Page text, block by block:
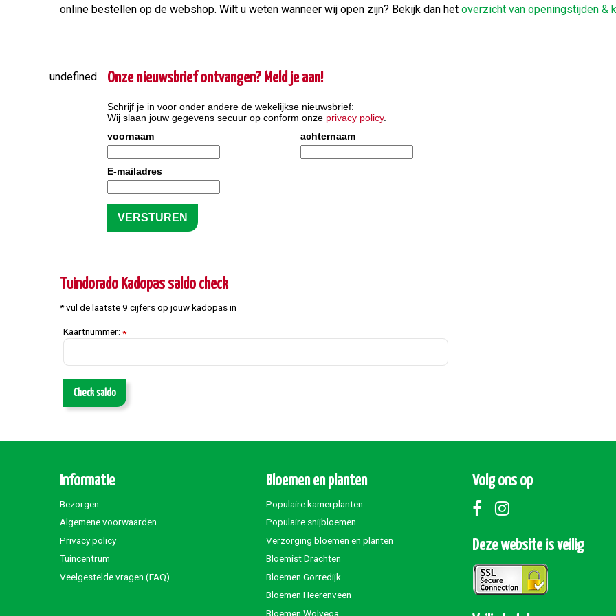
online bestellen op de webshop. Wilt u weten wanneer wij open zijn? Bekijk dan het overzicht van openingstijden &
undefined Onze nieuwsbrief ontvangen? Meld je aan!
Schrijf je in voor onder andere de wekelijkse nieuwsbrief:
Wij slaan jouw gegevens secuur op conform onze privacy policy.
voornaam
achternaam
E-mailadres
Tuindorado Kadopas saldo check
* vul de laatste 9 cijfers op jouw kadopas in
Kaartnummer: *
Check saldo
Informatie
Bezorgen
Algemene voorwaarden
Privacy policy
Tuincentrum
Veelgestelde vragen (FAQ)
Bloemen en planten
Populaire kamerplanten
Populaire snijbloemen
Verzorging bloemen en planten
Bloemist Drachten
Bloemen Gorredijk
Bloemen Heerenveen
Bloemen Wolvega
Volg ons op
Deze website is veilig